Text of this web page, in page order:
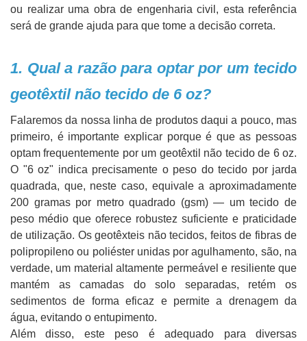
ou realizar uma obra de engenharia civil, esta referência
será de grande ajuda para que tome a decisão correta.
1. Qual a razão para optar por um tecido
geotêxtil não tecido de 6 oz?
Falaremos da nossa linha de produtos daqui a pouco, mas
primeiro, é importante explicar porque é que as pessoas
optam frequentemente por um geotêxtil não tecido de 6 oz.
O "6 oz" indica precisamente o peso do tecido por jarda
quadrada, que, neste caso, equivale a aproximadamente
200 gramas por metro quadrado (gsm) — um tecido de
peso médio que oferece robustez suficiente e praticidade
de utilização. Os geotêxteis não tecidos, feitos de fibras de
polipropileno ou poliéster unidas por agulhamento, são, na
verdade, um material altamente permeável e resiliente que
mantém as camadas do solo separadas, retém os
sedimentos de forma eficaz e permite a drenagem da
água, evitando o entupimento.
Além disso, este peso é adequado para diversas